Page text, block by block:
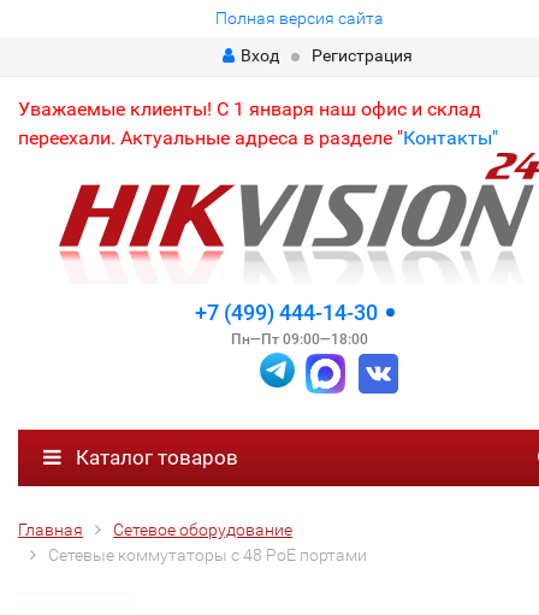
Полная версия сайта
Вход
Регистрация
Уважаемые клиенты! С 1 января наш офис и склад
переехали. Актуальные адреса в разделе "Контакты"
+7 (499) 444-14-30
Пн—Пт 09:00—18:00
Каталог товаров
Главная
Сетевое оборудование
Сетевые коммутаторы с 48 PoE портами